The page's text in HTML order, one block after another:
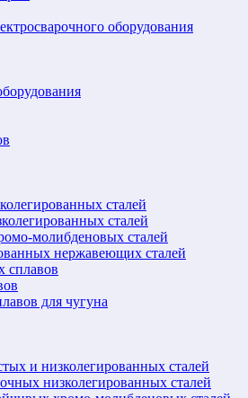
оборудования
сталей
сталей
молибденовых сталей
нержавеющих сталей
сплавов
для чугуна
и низколегированных сталей
низколегированных сталей